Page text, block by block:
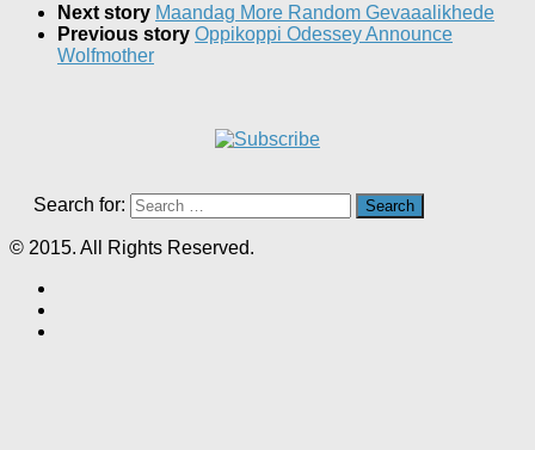
Next story Maandag More Random Gevaaalikhede
Previous story Oppikoppi Odessey Announce
Wolfmother
Search for:
© 2015. All Rights Reserved.